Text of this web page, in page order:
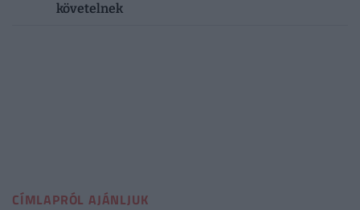
követelnek
CÍMLAPRÓL AJÁNLJUK